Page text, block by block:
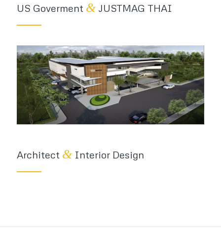
US Goverment &JUSTMAG THAI
Architect &Interior Design